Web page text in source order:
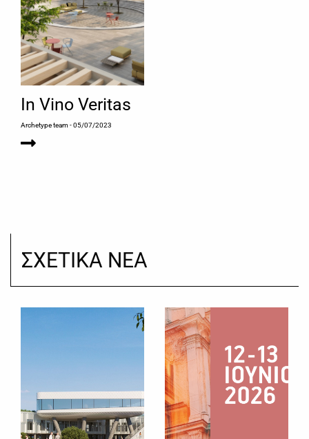
In Vino Veritas
Archetype team- 05/07/2023
ΣΧΕΤΙΚΑ ΝΕΑ